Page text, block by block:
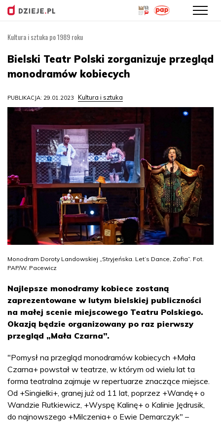
treści
Kultura i sztuka po 1989 roku
Bielski Teatr Polski zorganizuje przegląd
monodramów kobiecych
PUBLIKACJA: 29.01.2023 Kultura i sztuka
Monodram Doroty Landowskiej „Stryjeńska. Let’s Dance, Zofia”. Fot.
PAP/W. Pacewicz
Najlepsze monodramy kobiece zostaną
zaprezentowane w lutym bielskiej publiczności
na małej scenie miejscowego Teatru Polskiego.
Okazją będzie organizowany po raz pierwszy
przegląd „Mała Czarna”.
"Pomysł na przegląd monodramów kobiecych +Mała
Czarna+ powstał w teatrze, w którym od wielu lat ta
forma teatralna zajmuje w repertuarze znaczące miejsce.
Od +Singielki+, granej już od 11 lat, poprzez +Wandę+ o
Wandzie Rutkiewicz, +Wyspę Kalinę+ o Kalinie Jędrusik,
do najnowszego +Milczenia+ o Ewie Demarczyk" –